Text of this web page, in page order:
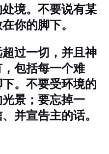
境。不要说有某
你的脚下。
过一切，并且神
包括每一个难
。不要受环境的
景；要忘掉一
并宣告主的话。